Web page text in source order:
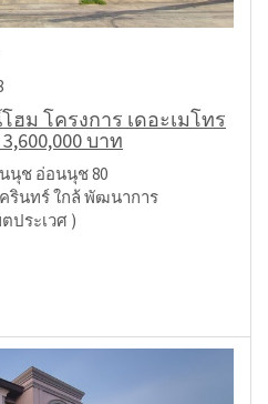
ฮม โครงการ เดอะเมโทร
บาท
นนุช อ่อนนุช 80
รินทร์ ใกล้ พัฒนาการ
ประเวศ )